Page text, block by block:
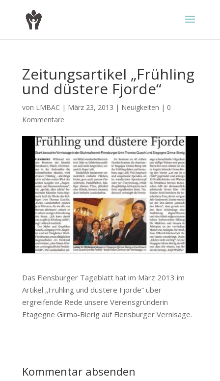
Zeitungsartikel „Frühling
und düstere Fjorde“
von LMBAC | März 23, 2013 | Neuigkeiten | 0
Kommentare
Das Flensburger Tageblatt hat im März 2013 im
Artikel „Frühling und düstere Fjorde“ über
ergreifende Rede unsere Vereinsgründerin
Etagegne Girma-Bierig auf Flensburger Vernisage.
Kommentar absenden